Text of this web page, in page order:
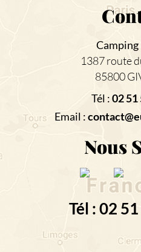
Camping
1387 route
85800
Tél :02 51
Email :
Nous
Tél : 02